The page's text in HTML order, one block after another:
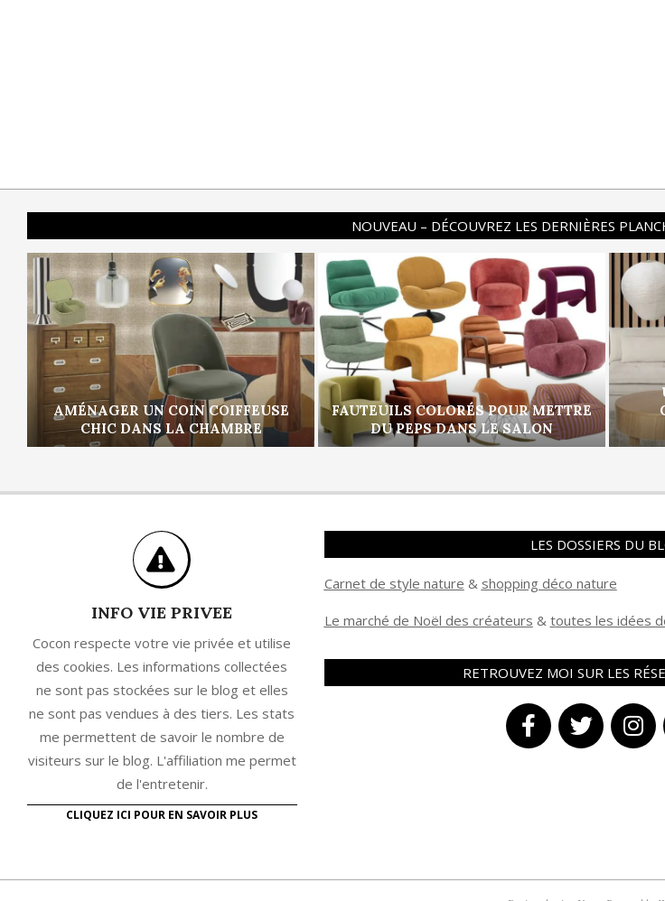
NOUVEAU – DÉCOUVREZ LES DERNIÈRES
AMÉNAGER UN COIN COIFFEUSE
CHIC DANS LA CHAMBRE
FAUTEUILS COLORÉS POUR METTRE
DU PEPS DANS LE SALON
INFO VIE PRIVEE
Cocon respecte votre vie privée et utilise
des cookies. Les informations collectées
ne sont pas stockées sur le blog et elles
ne sont pas vendues à des tiers. Les stats
me permettent de savoir le nombre de
visiteurs sur le blog. L'affiliation me permet
de l'entretenir.
CLIQUEZ ICI POUR EN SAVOIR PLUS
LES DOSSIERS DU
Carnet de style nature & shopping déco nature
Le marché de Noël des créateurs & toutes les idées
RETROUVEZ MOI SUR LES